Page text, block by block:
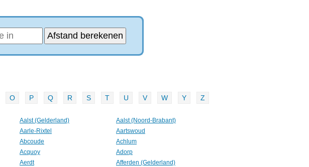
O P Q R S T U V W Y Z
Aalst (Gelderland)
Aalst (Noord-Brabant)
Aarle-Rixtel
Aartswoud
Abcoude
Achlum
Acquoy
Adorp
Aerdt
Afferden (Gelderland)